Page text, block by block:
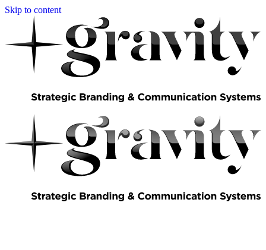
Skip to content